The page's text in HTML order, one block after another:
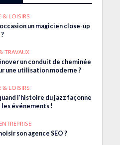
& LOISIRS
un magicien close-up
TRAVAUX
un conduit de cheminée
une utilisation moderne ?
& LOISIRS
l’histoire du jazz façonne
les événements !
son agence SEO ?